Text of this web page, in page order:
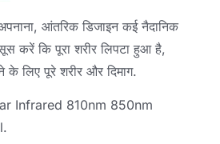
आंतरिक डिजाइन कई नैदानिक
करें कि पूरा शरीर लिपटा हुआ है,
लिए पूरे शरीर और दिमाग.
Infrared 810nm 850nm
.